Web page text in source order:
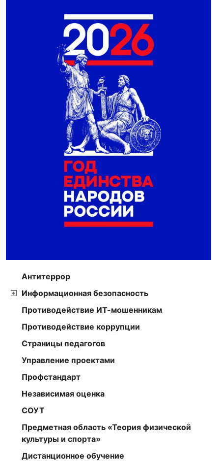
Антитеррор
Информационная безопасность
Противодействие ИТ-мошенникам
Противодействие коррупции
Страницы педагогов
Управление проектами
Профстандарт
Независимая оценка
СОУТ
Предметная область «Теория физической
культуры и спорта»
Дистанционное обучение